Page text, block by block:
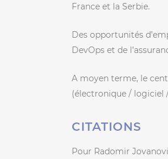
France et la Serbie.
Des opportunités
DevOps et de
A moyen terme, le
(électronique / logiciel
CITATIONS
Pour Radomir